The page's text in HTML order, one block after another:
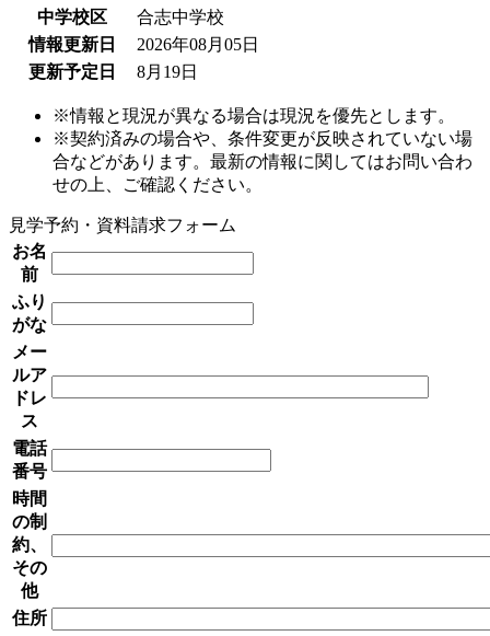
中学校区
合志中学校
情報更新日
2026年08月05日
更新予定日
8月19日
※情報と現況が異なる場合は現況を優先とします。
※契約済みの場合や、条件変更が反映されていない場
合などがあります。最新の情報に関してはお問い合わ
せの上、ご確認ください。
見学予約・資料請求フォーム
お名
前
ふり
がな
メー
ルア
ドレ
ス
電話
番号
時間
の制
約、
その
他
住所